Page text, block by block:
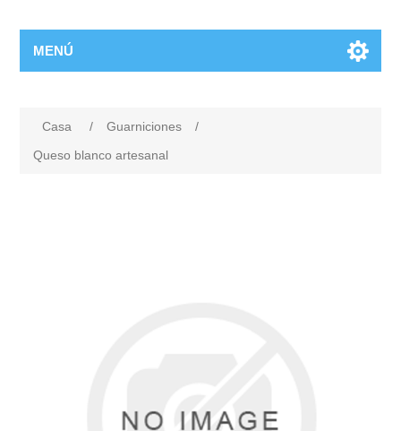
MENÚ
Casa / Guarniciones
/
Queso blanco artesanal